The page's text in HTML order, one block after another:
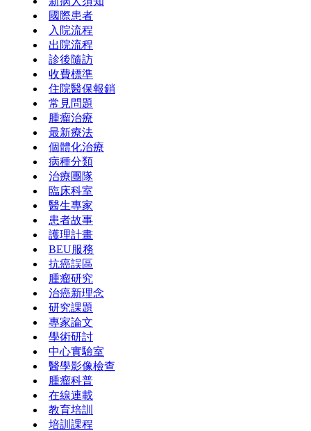
國際患者
入院流程
出院流程
診後隨訪
收費標準
住院醫保報銷
常見問題
腫瘤治療
最新療法
個體化治療
病種分類
治療團隊
臨床科室
醫生專家
患者故事
護理計畫
BEU服務
抗癌誤區
腫瘤研究
治癌新理念
研究課題
專家論文
學術研討
中心實驗室
醫學影像檢查
腫瘤科普
在線連載
教育培訓
培訓課程